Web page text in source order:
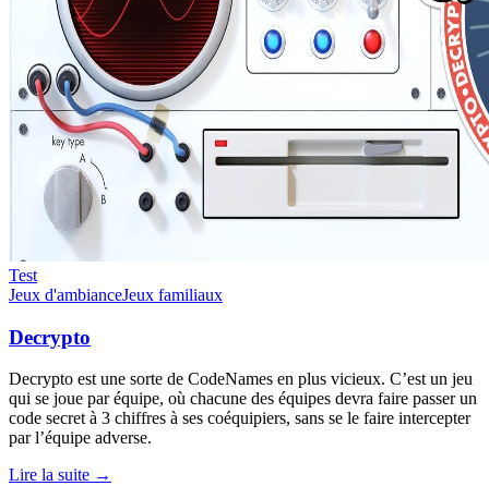
Test
Jeux d'ambianceJeux familiaux
Decrypto
Decrypto est une sorte de CodeNames en plus vicieux. C’est un jeu
qui se joue par équipe, où chacune des équipes devra faire passer un
code secret à 3 chiffres à ses coéquipiers, sans se le faire intercepter
par l’équipe adverse.
Lire la suite →